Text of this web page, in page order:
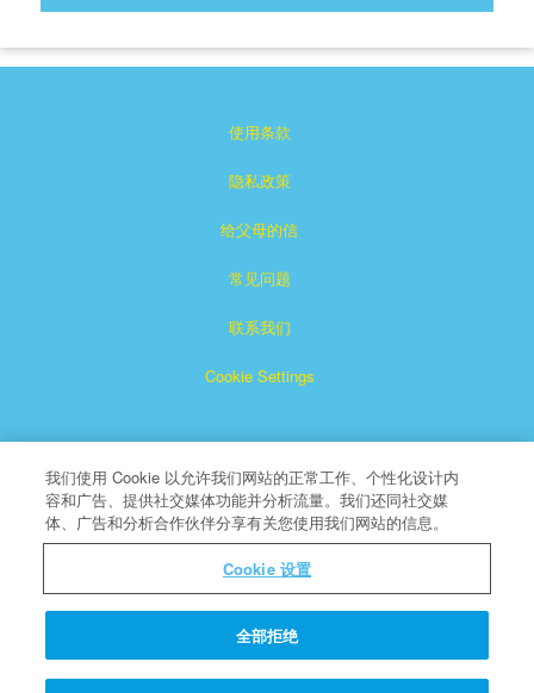
使用条款
隐私政策
给父母的信
常见问题
联系我们
Cookie Settings
版权所有
关于CBN
© 版权所有 2026 The Christian Broadcasting Network.
我们使用 Cookie 以允许我们网站的正常工作、个性化设计内
容和广告、提供社交媒体功能并分析流量。我们还同社交媒
体、广告和分析合作伙伴分享有关您使用我们网站的信息。
Cookie 设置
全部拒绝